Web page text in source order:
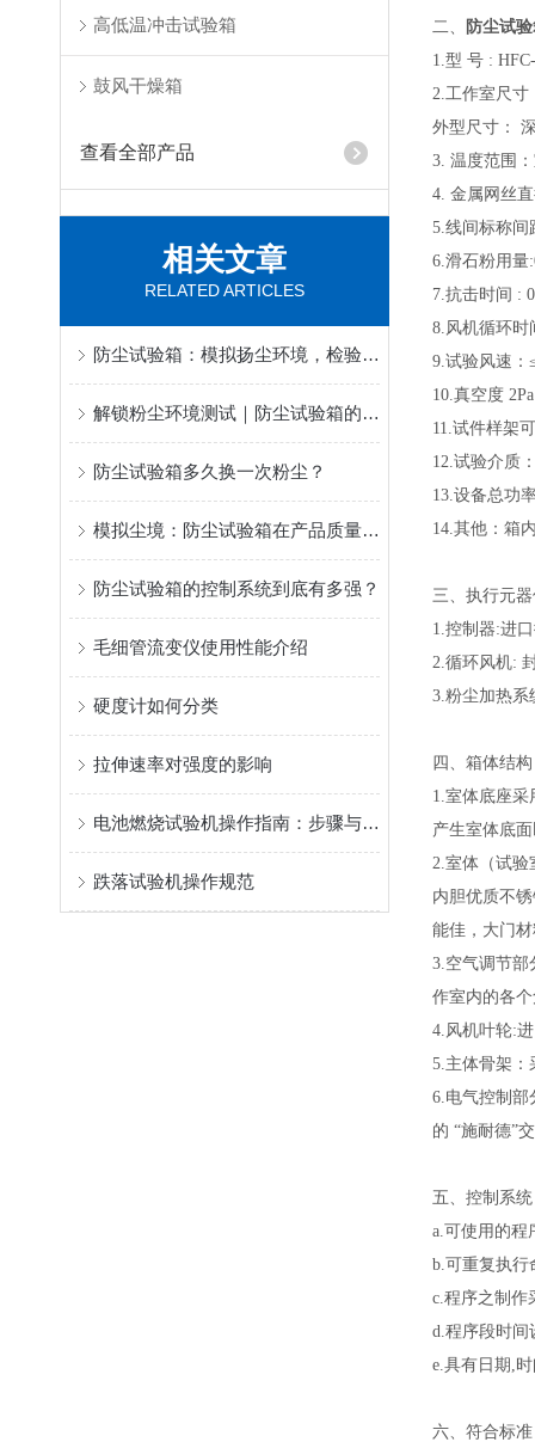
高低温冲击试验箱
鼓风干燥箱
查看全部产品
相关文章
RELATED ARTICLES
防尘试验箱：模拟扬尘环境，检验产品内部洁净与运行稳定
解锁粉尘环境测试｜防尘试验箱的应用场景与操作技巧
防尘试验箱多久换一次粉尘？
模拟尘境：防尘试验箱在产品质量保证中的关键作用
防尘试验箱的控制系统到底有多强？
毛细管流变仪使用性能介绍
硬度计如何分类
拉伸速率对强度的影响
电池燃烧试验机操作指南：步骤与注意事项
跌落试验机操作规范
二、
防尘试
1.型 号 :
2.工作室尺寸
外型尺寸：
3. 温度范围
4. 金属网丝
5.线间标称间
6.滑石粉用量
7.抗击时间 :
8.风机循环时
9.试验风速：
10.真空度
11.试件样架
12.试验介质
13.设备总功
14.其他：箱
三、执行元
1.控制器:进
2.循环风机:
3.粉尘加热系
四、箱体结
1.室体底座
产生室体底
2.室体（试验
内胆优质不
能佳，大门
3.空气调节部
作室内的各
4.风机叶轮:
5.主体骨架：
6.电气控制部
的 “施耐德”
五、控制系
a.可使用的程
b.可重复执行
c.程序之制作
d.程序段时间
e.具有日期,
六、符合标